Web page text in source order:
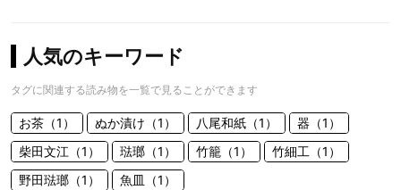
人気のキーワード
タグに関連する読み物を一覧で見ることができます
お茶（1） ぬか漬け（1） 八尾和紙（1）
器（1）
柴田文江（1）
琺瑯（1） 竹籠（1）
竹細工（1）
野田琺瑯（1）
魚皿（1）